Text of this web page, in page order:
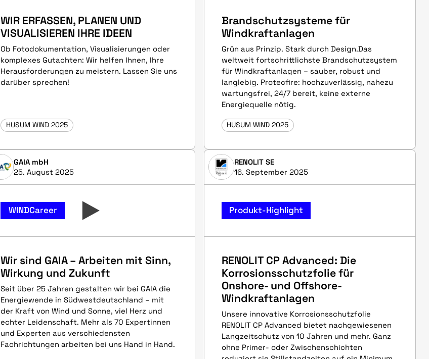
WIR ERFASSEN, PLANEN UND
VISUALISIEREN IHRE IDEEN
Ob Fotodokumentation, Visualisierungen oder
komplexes Gutachten: Wir helfen Ihnen, Ihre
Herausforderungen zu meistern. Lassen Sie uns
darüber sprechen!
HUSUM WIND 2025
Brandschutzsysteme für
Windkraftanlagen
Grün aus Prinzip. Stark durch Design.Das
weltweit fortschrittlichste Brandschutzsystem
für Windkraftanlagen – sauber, robust und
langlebig. Protecfire: hochzuverlässig, nahezu
wartungsfrei, 24/7 bereit, keine externe
Energiequelle nötig.
HUSUM WIND 2025
GAIA mbH
25. August 2025
WINDCareer
Wir sind GAIA – Arbeiten mit Sinn,
Wirkung und Zukunft
Seit über 25 Jahren gestalten wir bei GAIA die
Energiewende in Südwestdeutschland – mit
der Kraft von Wind und Sonne, viel Herz und
echter Leidenschaft. Mehr als 70 Expertinnen
und Experten aus verschiedensten
Fachrichtungen arbeiten bei uns Hand in Hand.
RENOLIT SE
16. September 2025
Produkt-Highlight
RENOLIT CP Advanced: Die
Korrosionsschutzfolie für
Onshore- und Offshore-
Windkraftanlagen
Unsere innovative Korrosionsschutzfolie
RENOLIT CP Advanced bietet nachgewiesenen
Langzeitschutz von 10 Jahren und mehr. Ganz
ohne Primer- oder Zwischenschichten